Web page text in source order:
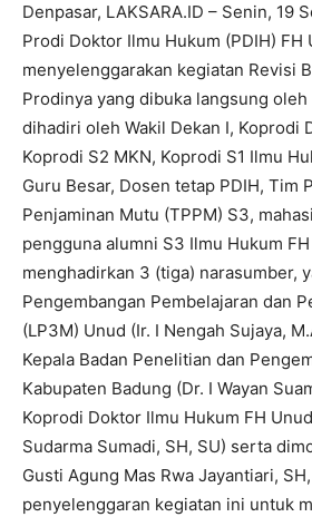
Denpasar, LAKSARA.ID – Senin, 19
Prodi Doktor Ilmu Hukum (PDIH) FH
menyelenggarakan kegiatan Revisi
Prodinya yang dibuka langsung oleh
dihadiri oleh Wakil Dekan I, Koprodi
Koprodi S2 MKN, Koprodi S1 ​​Ilmu
Guru Besar, Dosen tetap PDIH, Tim
Penjaminan Mutu (TPPM) S3,
pengguna alumni S3 Ilmu Hukum
menghadirkan 3 (tiga) narasumber,
Pengembangan Pembelajaran dan
(LP3M) Unud (Ir. I Nengah Sujaya,
Kepala Badan Penelitian dan
Kabupaten Badung (Dr. I Wayan
Koprodi Doktor Ilmu Hukum FH
Sudarma Sumadi, SH, SU) serta
Gusti Agung Mas Rwa Jayantiari,
penyelenggaran kegiatan ini untuk